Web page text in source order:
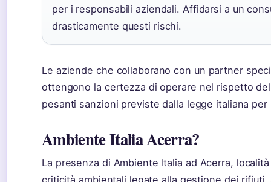
per i responsabili aziendali. Affidarsi a un
drasticamente questi rischi.
Le aziende che collaborano con un partner
ottengono la certezza di operare nel rispetto
pesanti sanzioni previste dalla legge italiana
Ambiente Italia Acerra?
La presenza di Ambiente Italia ad Acerra,